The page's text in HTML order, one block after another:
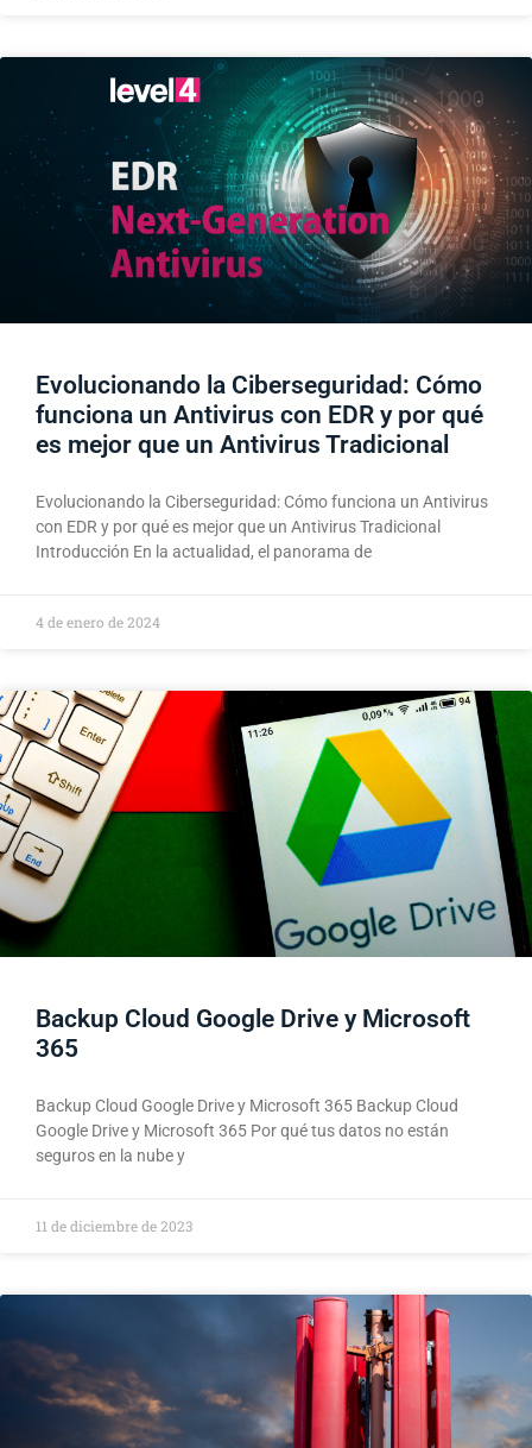
Evolucionando la Ciberseguridad: Cómo
funciona un Antivirus con EDR y por qué
es mejor que un Antivirus Tradicional​
Evolucionando la Ciberseguridad: Cómo funciona un Antivirus
con EDR y por qué es mejor que un Antivirus Tradicional​
Introducción En la actualidad, el panorama de
4 de enero de 2024
Backup Cloud Google Drive y Microsoft
365
Backup Cloud Google Drive y Microsoft 365 Backup Cloud
Google Drive y Microsoft 365 Por qué tus datos no están
seguros en la nube y
11 de diciembre de 2023